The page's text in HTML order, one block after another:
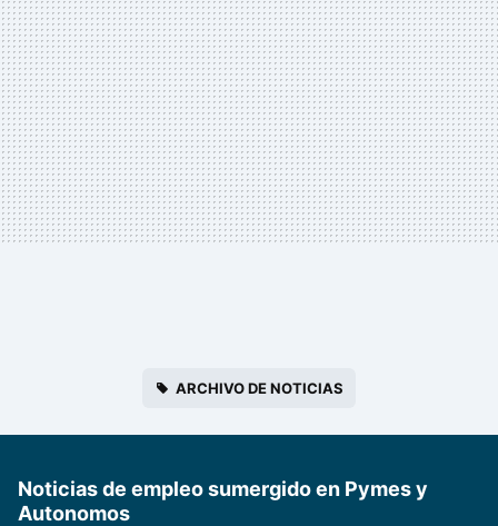
ARCHIVO DE NOTICIAS
Noticias de empleo sumergido en Pymes y
Autonomos